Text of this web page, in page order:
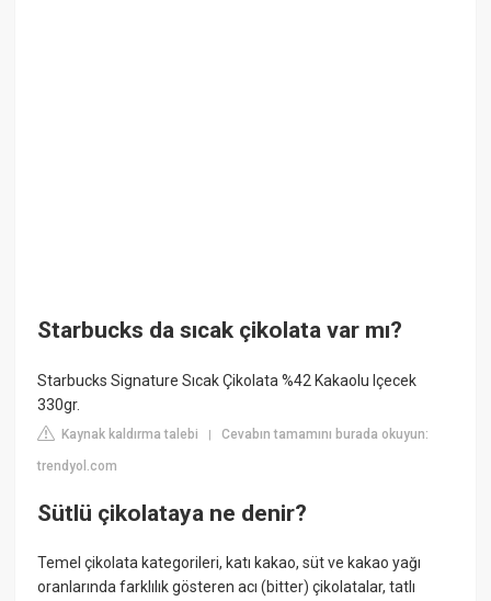
Starbucks da sıcak çikolata var mı?
Starbucks Signature Sıcak Çikolata %42 Kakaolu Içecek
330gr.
Kaynak kaldırma talebi |Cevabın tamamını burada okuyun:
trendyol.com
Sütlü çikolataya ne denir?
Temel çikolata kategorileri, katı kakao, süt ve kakao yağı
oranlarında farklılık gösteren acı (bitter) çikolatalar, tatlı